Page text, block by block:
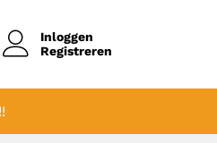
Inloggen
Registreren